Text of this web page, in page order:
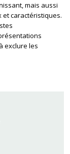
mais aussi
caractéristiques.
exclure les